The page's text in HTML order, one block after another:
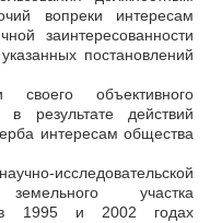
вопреки интересам
заинтересованности
постановлений
объективного
результате действий
интересам общества
исследовательской
участка
в 1995 и 2002 годах